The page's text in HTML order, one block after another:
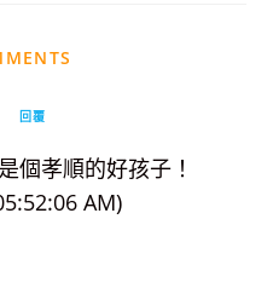
回覆
個孝順的好孩子！
AM)